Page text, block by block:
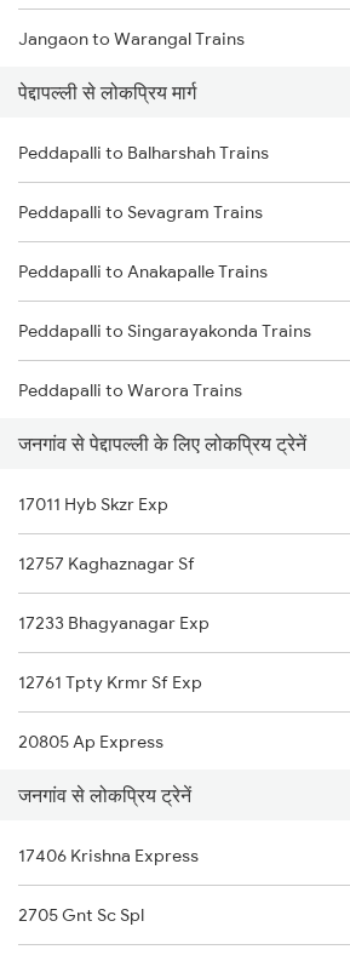
Jangaon to Warangal Trains
Jangaon to Tadepalligudem Trains
Jangaon to Dibbanadoddi Trains
Jangaon to Adilabad Trains
Jangaon to Annavaram Trains
Jangaon to Bhadrachalam Trains
Jangaon to Vijayawada Trains
Jangaon to Dornakal Trains
Jangaon to Guntur Trains
Jangaon to Ghatkesar Trains
Jangaon to Kolkata Trains
पेद्दापल्ली से लोकप्रिय मार्ग
Peddapalli to Balharshah Trains
Peddapalli to Sevagram Trains
Peddapalli to Anakapalle Trains
Peddapalli to Singarayakonda Trains
Peddapalli to Warora Trains
Peddapalli to Agra Trains
Peddapalli to Bhongir Trains
Peddapalli to Bellampalli Trains
Peddapalli to Bhopal Trains
जनगांव से पेद्दापल्ली के लिए लोकप्रिय ट्रेनें
17011 Hyb Skzr Exp
12757 Kaghaznagar Sf
17233 Bhagyanagar Exp
12761 Tpty Krmr Sf Exp
20805 Ap Express
12791 Sc Dnr Sf Exp
22152 Kzj Pune Sf Exp
12656 Navjeevan Sf Exp
जनगांव से लोकप्रिय ट्रेनें
17406 Krishna Express
2705 Gnt Sc Spl